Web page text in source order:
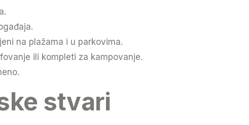
na plažama i u parkovima.
ili kompleti za kampovanje.
stvari